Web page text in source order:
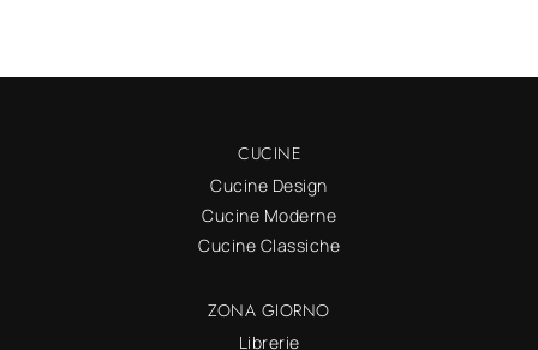
CUCINE
Cucine Design
Cucine Moderne
Cucine Classiche
ZONA GIORNO
Librerie